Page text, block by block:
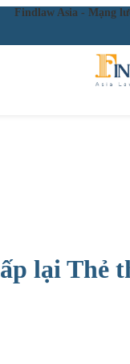
Findlaw Asia - Mạng
lại Thẻ